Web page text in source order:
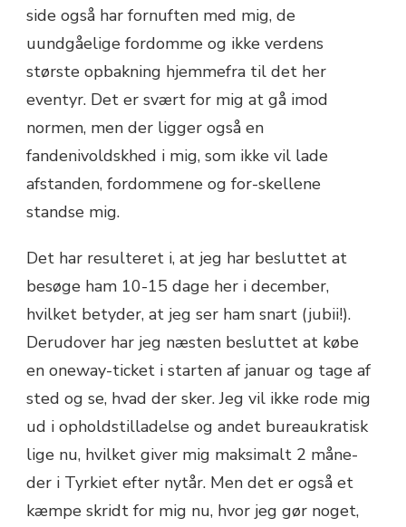
side også har fornuften med mig, de
uundgåelige fordomme og ikke verdens
største opbakning hjemmefra til det her
eventyr. Det er svært for mig at gå imod
normen, men der ligger også en
fandenivoldskhed i mig, som ikke vil lade
afstanden, fordommene og for-skellene
standse mig.
Det har resulteret i, at jeg har besluttet at
besøge ham 10-15 dage her i december,
hvilket betyder, at jeg ser ham snart (jubii!).
Derudover har jeg næsten besluttet at købe
en oneway-ticket i starten af januar og tage af
sted og se, hvad der sker. Jeg vil ikke rode mig
ud i opholdstilladelse og andet bureaukratisk
lige nu, hvilket giver mig maksimalt 2 måne-
der i Tyrkiet efter nytår. Men det er også et
kæmpe skridt for mig nu, hvor jeg gør noget,